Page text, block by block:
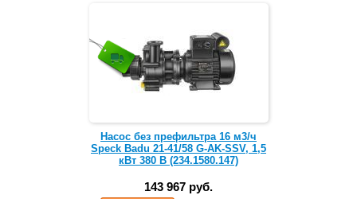
Насос без префильтра 16 м3/ч
Speck Badu 21-41/58 G-AK-SSV, 1,5
кВт 380 В (234.1580.147)
143 967 руб.